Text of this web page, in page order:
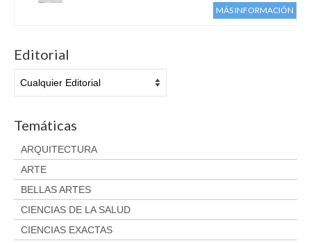
Condiciones del servicio
Política de privacidad
MÁS INFORMACIÓN
Editorial
Temáticas
ARQUITECTURA
ARTE
BELLAS ARTES
CIENCIAS DE LA SALUD
CIENCIAS EXACTAS